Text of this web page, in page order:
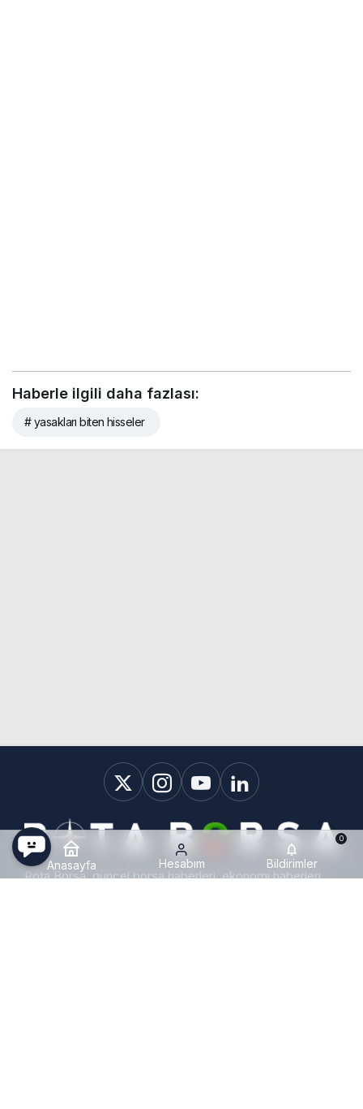
Haberle ilgili daha fazlası:
# yasakları biten hisseler
Rota Borsa, güncel borsa haberleri, ekonomi haberleri,
Anasayfa Hesabım Bildirimler
0